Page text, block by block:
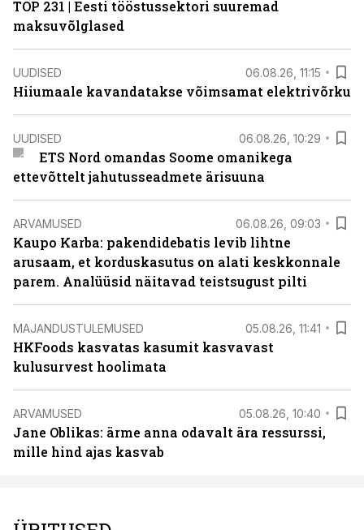
TOP 231 | Eesti tööstussektori suuremad
maksuvõlglased
UUDISED 06.08.26, 11:15
Hiiumaale kavandatakse võimsamat elektrivõrku
UUDISED 06.08.26, 10:29
ETS Nord omandas Soome omanikega
ettevõttelt jahutusseadmete ärisuuna
ARVAMUSED 06.08.26, 09:03
Kaupo Karba: pakendidebatis levib lihtne
arusaam, et korduskasutus on alati keskkonnale
parem. Analüüsid näitavad teistsugust pilti
MAJANDUSTULEMUSED 05.08.26, 11:41
HKFoods kasvatas kasumit kasvavast
kulusurvest hoolimata
ARVAMUSED 05.08.26, 10:40
Jane Oblikas: ärme anna odavalt ära ressurssi,
mille hind ajas kasvab